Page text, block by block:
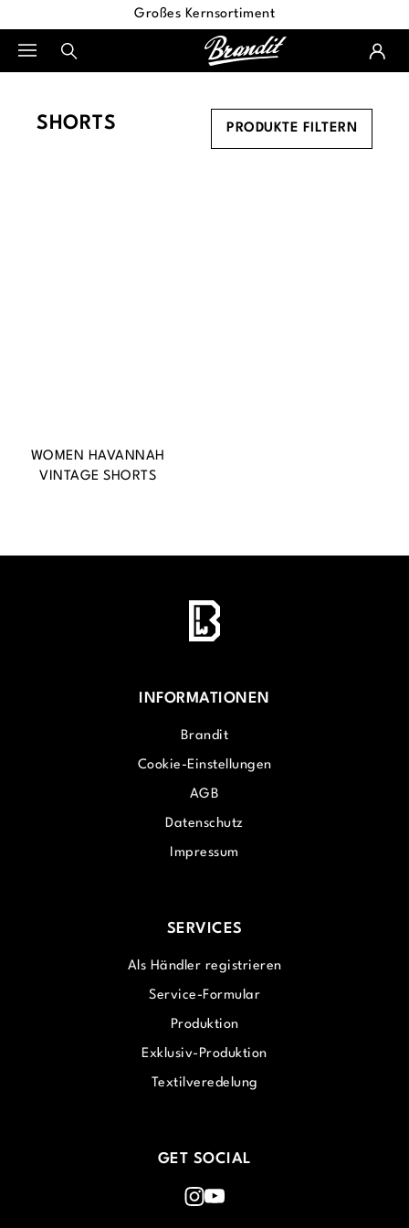
Großes Kernsortiment
SHORTS PRODUKTE FILTERN
WOMEN HAVANNAH
VINTAGE SHORTS
INFORMATIONEN
Brandit
Cookie-Einstellungen
AGB
Datenschutz
Impressum
SERVICES
Als Händler registrieren
Service-Formular
Produktion
Exklusiv-Produktion
Textilveredelung
GET SOCIAL
Instagram
Youtube